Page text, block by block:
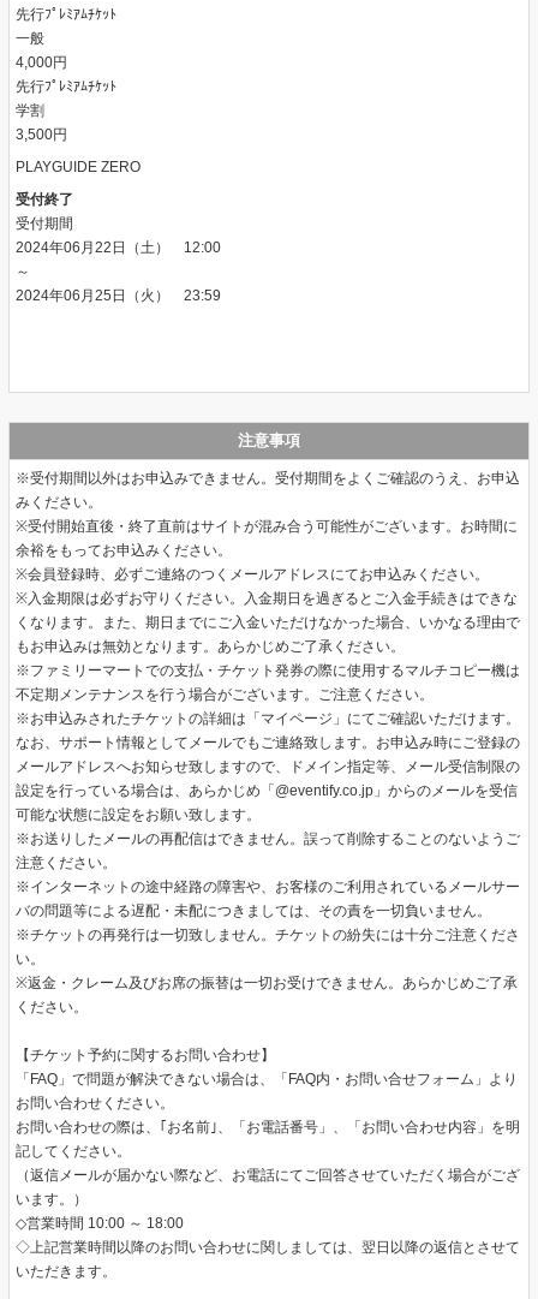
先行ﾌﾟﾚﾐｱﾑﾁｹｯﾄ
一般
4,000円
先行ﾌﾟﾚﾐｱﾑﾁｹｯﾄ
学割
3,500円
PLAYGUIDE ZERO
受付終了
受付期間
2024年06月22日（土） 12:00
～
2024年06月25日（火） 23:59
注意事項
※受付期間以外はお申込みできません。受付期間をよくご確認のうえ、お申込
みください。
※受付開始直後・終了直前はサイトが混み合う可能性がございます。お時間に
余裕をもってお申込みください。
※会員登録時、必ずご連絡のつくメールアドレスにてお申込みください。
※入金期限は必ずお守りください。入金期日を過ぎるとご入金手続きはできな
くなります。また、期日までにご入金いただけなかった場合、いかなる理由で
もお申込みは無効となります。あらかじめご了承ください。
※ファミリーマートでの支払・チケット発券の際に使用するマルチコピー機は
不定期メンテナンスを行う場合がございます。ご注意ください。
※お申込みされたチケットの詳細は「マイページ」にてご確認いただけます。
なお、サポート情報としてメールでもご連絡致します。お申込み時にご登録の
メールアドレスへお知らせ致しますので、ドメイン指定等、メール受信制限の
設定を行っている場合は、あらかじめ「@eventify.co.jp」からのメールを受信
可能な状態に設定をお願い致します。
※お送りしたメールの再配信はできません。誤って削除することのないようご
注意ください。
※インターネットの途中経路の障害や、お客様のご利用されているメールサー
バの問題等による遅配・未配につきましては、その責を一切負いません。
※チケットの再発行は一切致しません。チケットの紛失には十分ご注意くださ
い。
※返金・クレーム及びお席の振替は一切お受けできません。あらかじめご了承
ください。
【チケット予約に関するお問い合わせ】
「FAQ」で問題が解決できない場合は、「FAQ内・お問い合せフォーム」より
お問い合わせください。
お問い合わせの際は、｢お名前｣、「お電話番号」、「お問い合わせ内容」を明
記してください。
（返信メールが届かない際など、お電話にてご回答させていただく場合がござ
います。）
◇営業時間 10:00 ～ 18:00
◇上記営業時間以降のお問い合わせに関しましては、翌日以降の返信とさせて
いただきます。